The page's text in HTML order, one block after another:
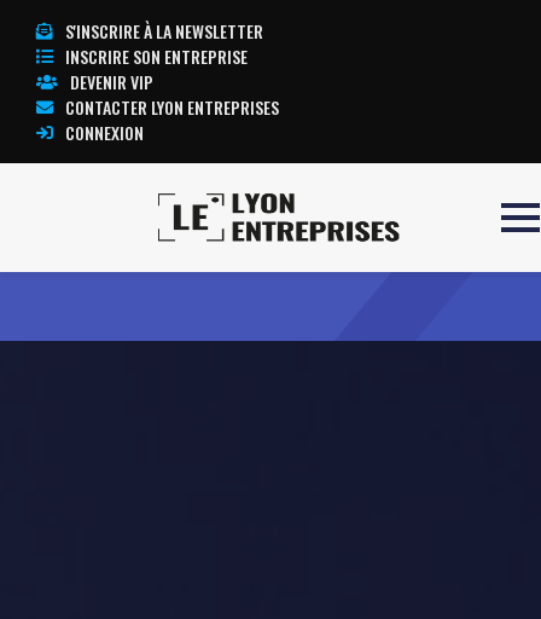
S'INSCRIRE À LA NEWSLETTER
INSCRIRE SON ENTREPRISE
DEVENIR VIP
CONTACTER LYON ENTREPRISES
CONNEXION